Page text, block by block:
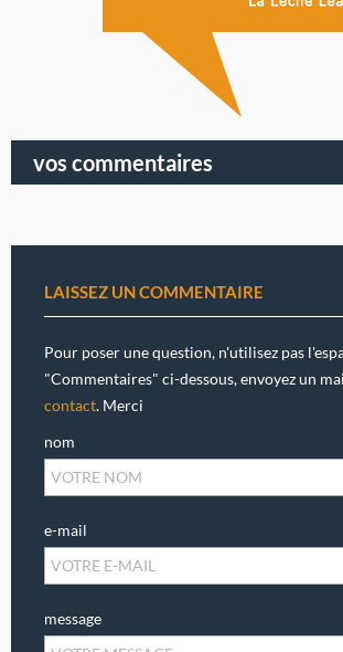
vos commentaires
LAISSEZ UN COMMENTAIRE
Pour poser une question, n'utilisez pas
"Commentaires" ci-dessous, envoyez un
contact. Merci
nom
e-mail
message